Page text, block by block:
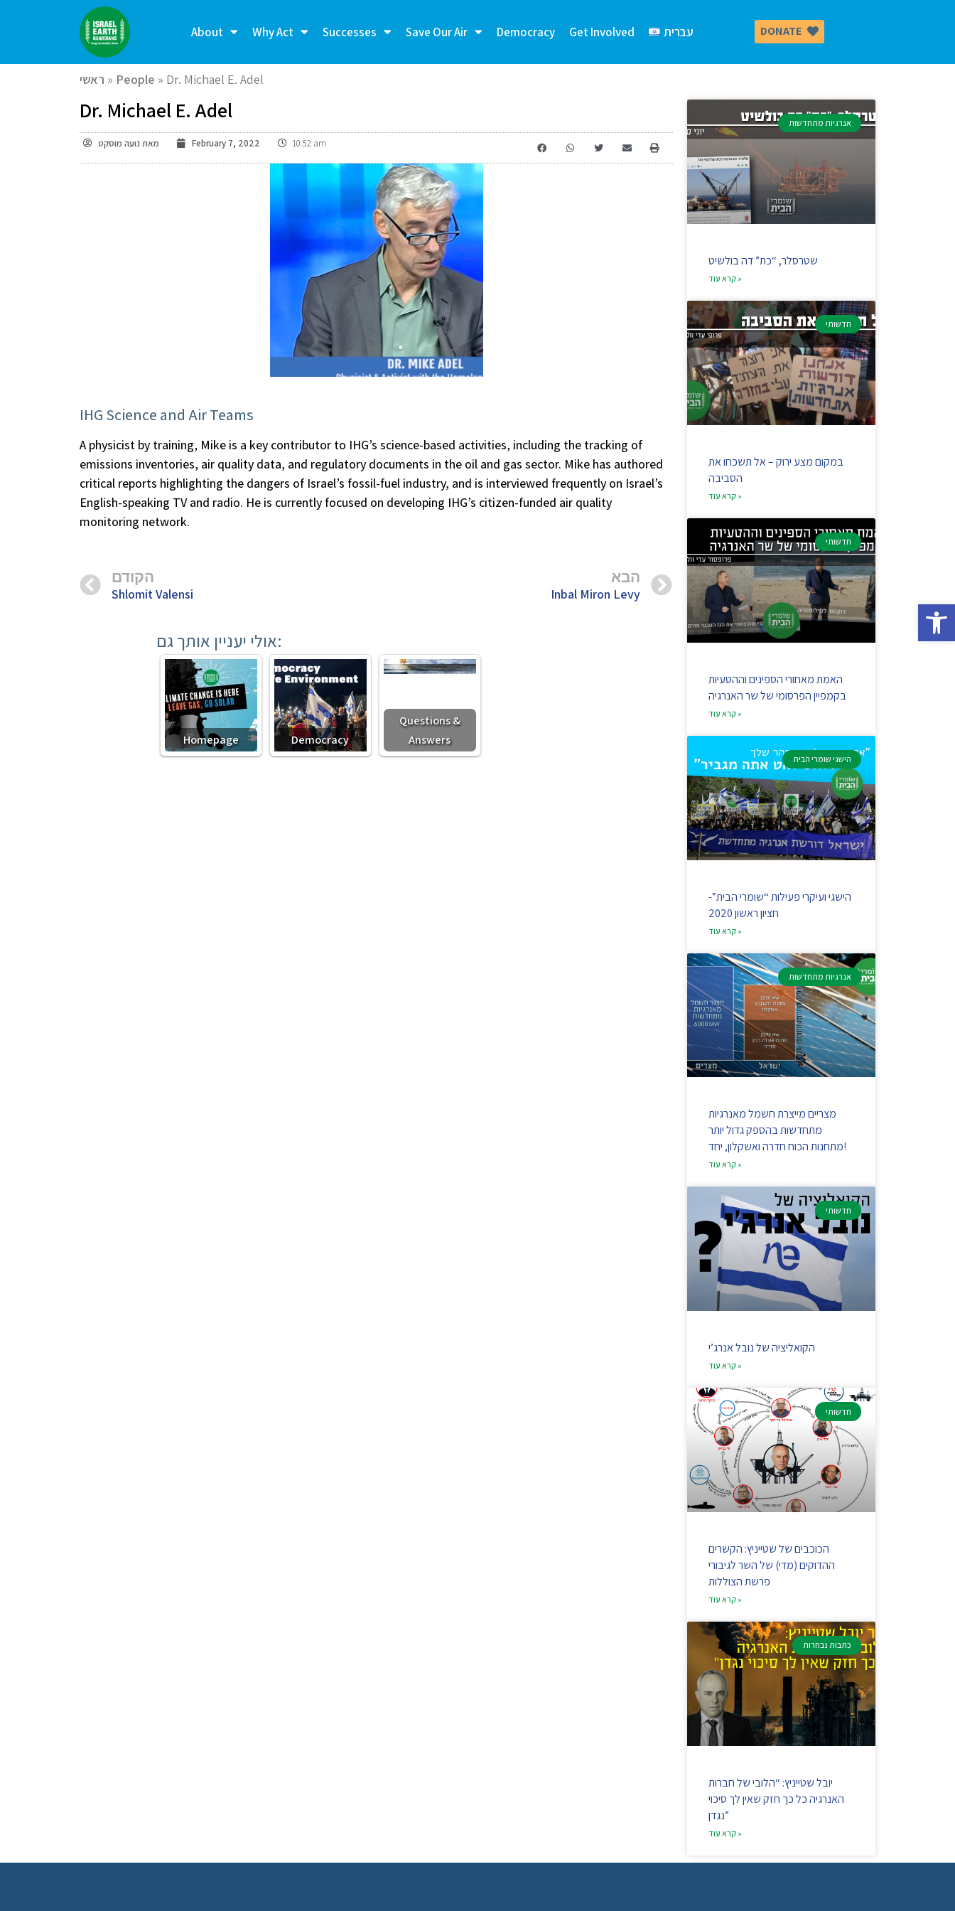
About Why Act Successes Save Our Air Democracy Get Involved עברית DONATE
ראשי » People » Dr. Michael E. Adel
Dr. Michael E. Adel
מאת נועה מוסקט February 7, 2022 10:52 am
IHG Science and Air Teams
A physicist by training, Mike is a key contributor to IHG’s science-based activities, including the tracking of
emissions inventories, air quality data, and regulatory documents in the oil and gas sector. Mike has authored
critical reports highlighting the dangers of Israel’s fossil-fuel industry, and is interviewed frequently on Israel’s
English-speaking TV and radio. He is currently focused on developing IHG’s citizen-funded air quality
monitoring network.
הקודם
Shlomit Valensi
הבא
Inbal Miron Levy
אולי יעניין אותך גם:
Homepage Democracy
Questions &
Answers
אנרגיות מתחדשות
שטרסלר, “כת” דה בולשיט
קרא עוד »
חדשותי
במקום מצע ירוק – אל תשכחו את
הסביבה
קרא עוד »
חדשותי
האמת מאחורי הספינים וההטעיות
בקמפיין הפרסומי של שר האנרגיה
קרא עוד »
הישגי שומרי הבית
הישגי ועיקרי פעילות “שומרי הבית”-
חציון ראשון 2020
קרא עוד »
אנרגיות מתחדשות
מצריים מייצרת חשמל מאנרגיות
מתחדשות בהספק גדול יותר
מתחנות הכוח חדרה ואשקלון, יחד!
קרא עוד »
חדשותי
הקואליציה של נובל אנרג’י
קרא עוד »
חדשותי
הכוכבים של שטייניץ: הקשרים
ההדוקים (מדי) של השר לגיבורי
פרשת הצוללות
קרא עוד »
כתבות נבחרות
יובל שטייניץ: “הלובי של חברות
האנרגיה כל כך חזק שאין לך סיכוי
נגדן”
קרא עוד »